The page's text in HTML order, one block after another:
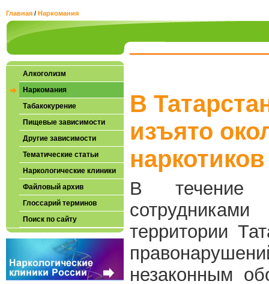
Главная / Наркомания
Алкоголизм
Наркомания
Табакокурение
Пищевые зависимости
Другие зависимости
Тематические статьи
Наркологические клиники
Файловый архив
Глоссарий терминов
Поиск по сайту
В
изъято
наркотиков
В течение
территории
незаконным